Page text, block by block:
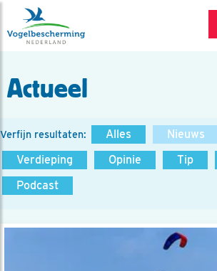
Actueel
Verfijn resultaten: Alles Nieuws
Verdieping
Opinie Tip
Podcast